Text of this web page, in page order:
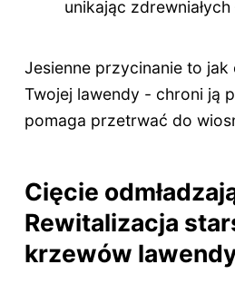
unikając zdrewniałych
Jesienne przycinanie to jak
Twojej lawendy - chroni ją
pomaga przetrwać do
Cięcie
Rewitalizacja
krzewów